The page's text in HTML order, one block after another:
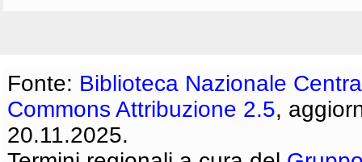
Fonte: Biblioteca Nazionale
Commons Attribuzione 2.5,
20.11.2025.